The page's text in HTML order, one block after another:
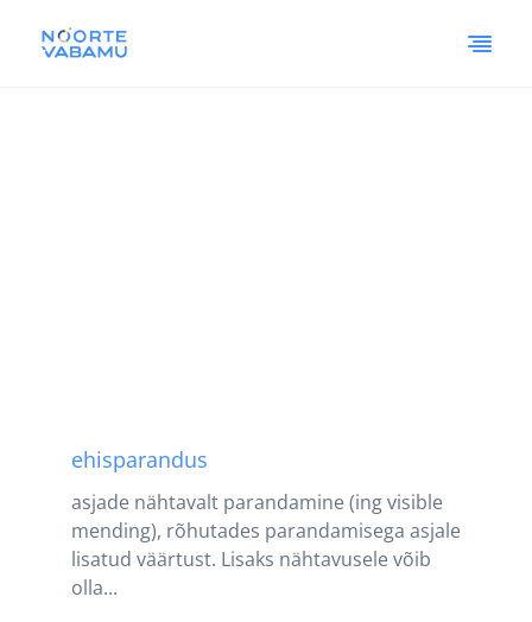
ehisparandus
asjade nähtavalt parandamine (ing visible
mending), rõhutades parandamisega asjale
lisatud väärtust. Lisaks nähtavusele võib
olla...